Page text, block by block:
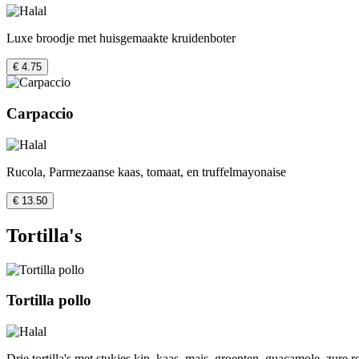
Luxe broodje met huisgemaakte kruidenboter
€ 4.75
Carpaccio
Rucola, Parmezaanse kaas, tomaat, en truffelmayonaise
€ 13.50
Tortilla's
Tortilla pollo